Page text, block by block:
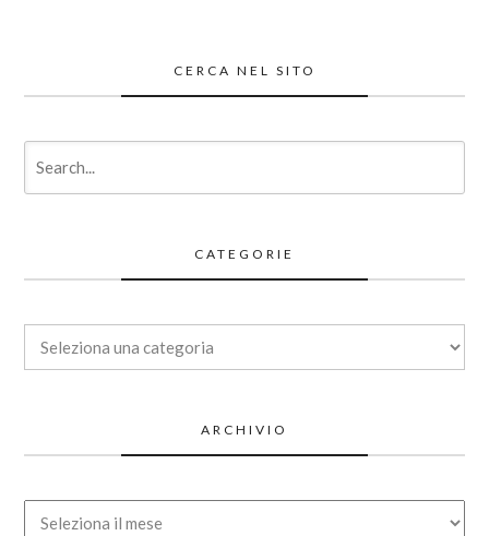
CERCA NEL SITO
CATEGORIE
Categorie
ARCHIVIO
Archivio